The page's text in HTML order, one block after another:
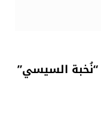
“نُخبة السيسي”